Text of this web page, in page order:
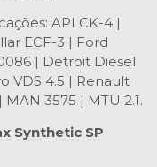
API CK-4 |
ECF-3 | Ford
| Detroit Diesel
VDS 4.5 | Renault
3575 | MTU 2.1.
Synthetic SP